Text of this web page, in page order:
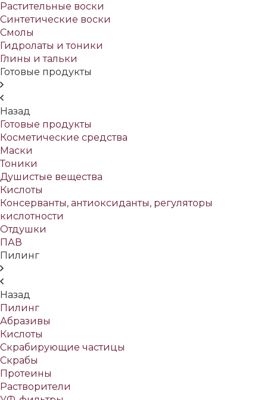
Растительные воски
Синтетические воски
Смолы
Гидролаты и тоники
Глины и тальки
Готовые продукты
Назад
Готовые продукты
Косметические средства
Маски
Тоники
Душистые вещества
Кислоты
Консерванты, антиоксиданты, регуляторы
кислотности
Отдушки
ПАВ
Пилинг
Назад
Пилинг
Абразивы
Кислоты
Скрабирующие частицы
Скрабы
Протеины
Растворители